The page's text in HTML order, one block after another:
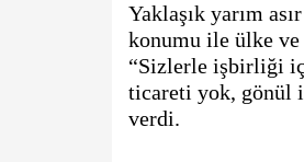
Yaklaşık yarım
konumu ile ülke ve
“Sizlerle işbirliği
ticareti yok, gönül
verdi.